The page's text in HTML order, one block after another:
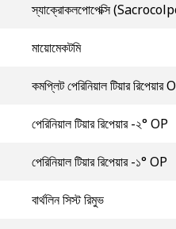
স্যাক্রোকলপোপেক্সি
মায়োমেকটমি
কমপ্লিট পেরিনিয়াল টিয়ার রিপেয়ার
পেরিনিয়াল টিয়ার রিপেয়ার -২° OP
পেরিনিয়াল টিয়ার রিপেয়ার -১° OP
বার্থলিন সিস্ট রিমুভ